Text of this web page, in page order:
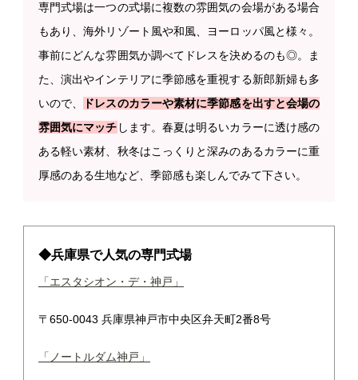
専門式場は一つの式場に複数の雰囲気の会場がある場合
もあり、海外リゾート風や和風、ヨーロッパ風と様々。
事前にどんな雰囲気か調べてドレスを決めるのも◎。ま
た、演出やインテリアに季節感を重視する新郎新婦も多
いので、
ドレスのカラーや素材に季節感を出すと会場の
雰囲気にマッチ します。春夏は明るいカラーに透け感の
ある軽い素材、秋冬はこっくりと深みのあるカラーに重
厚感のある生地など、季節感も楽しんでみて下さい。
◆兵庫県で人気の専門式場
「エスタシオン・デ・神戸」
〒650-0043 兵庫県神戸市中央区弁天町2番8号
「ノートルダム神戸」